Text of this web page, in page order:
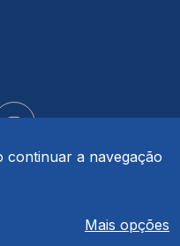
continuar a navegação
Mais opções
reservados.